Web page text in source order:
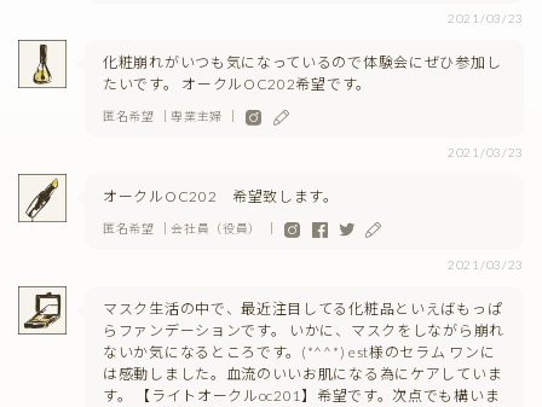
2021/03/23
化粧崩れがいつも気になっているので体験会にぜひ参加し
たいです。 オークルOC202希望です。
匿名希望 ｜専業主婦 ｜
2021/03/23
オークルOC202 希望致します。
匿名希望 ｜会社員（役員） ｜
2021/03/23
マスク生活の中で、最近注目してる化粧品といえばもっぱ
らファンデーションです。 いかに、マスクをしながら崩れ
ないか気になるところです。(*^^*) est様のセラム ワンに
は感動しました。血流のいいお肌になる為にケアしていま
す。 【ライトオークルoc201】希望です。次点でも構いま